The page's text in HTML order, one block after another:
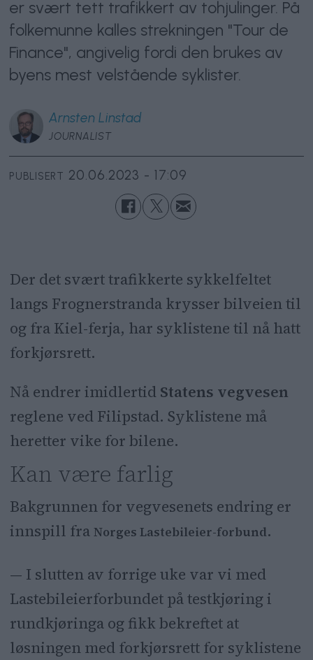
er svært tett trafikkert av tohjulinger. På
folkemunne kalles strekningen "Tour de
Finance", angivelig fordi den brukes av
byens mest velstående syklister.
Arnsten Linstad
JOURNALIST
PUBLISERT 20.06.2023 - 17:09
Der det svært trafikkerte sykkelfeltet
langs Frognerstranda krysser bilveien til
og fra Kiel-ferja, har syklistene til nå hatt
forkjørsrett.
Nå endrer imidlertid Statens vegvesen
reglene ved Filipstad. Syklistene må
heretter vike for bilene.
Kan være farlig
Bakgrunnen for vegvesenets endring er
innspill fra Norges Lastebileier-forbund.
— I slutten av forrige uke var vi med
Lastebileierforbundet på testkjøring i
rundkjøringa og fikk bekreftet at
løsningen med forkjørsrett for syklistene